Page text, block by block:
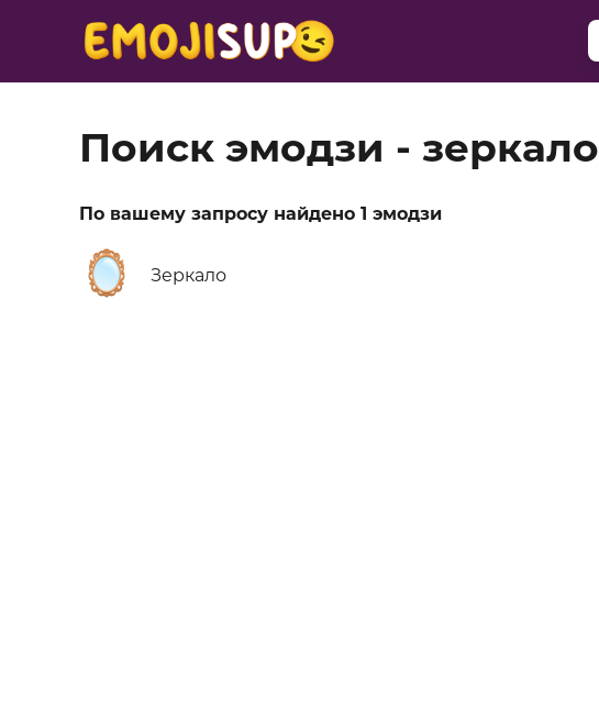
Поиск эмодзи - зеркало
По вашему запросу найдено 1 эмодзи
🪞 Зеркало